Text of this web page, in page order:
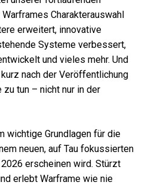
Charakterauswahl
erweitert, innovative
Systeme verbessert,
und vieles mehr. Und
nach der Veröffentlichung
tun – nicht nur in der
wichtige Grundlagen für die
neuen, auf Tau fokussierten
erscheinen wird. Stürzt
erlebt Warframe wie nie